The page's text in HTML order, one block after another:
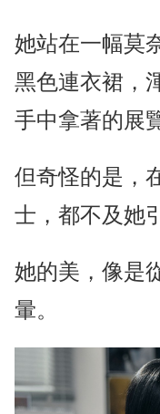
她站在一幅莫
黑色連衣裙，
手中拿著的展
但奇怪的是，
士，都不及她
她的美，像是
暈。